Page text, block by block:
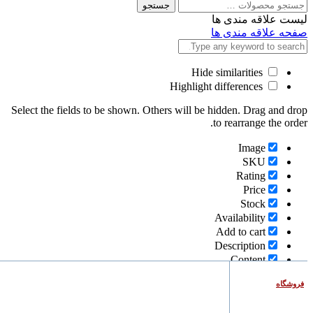
فروشگاه
جستجو
برای
جستجو
لیست علاقه مندی ها
صفحه علاقه مندی ها
Select the fields to be shown. Others will be hidden. Drag and drop
to rearrange the order.
Image
SKU
Rating
Price
Stock
Availability
Add to cart
Description
Content